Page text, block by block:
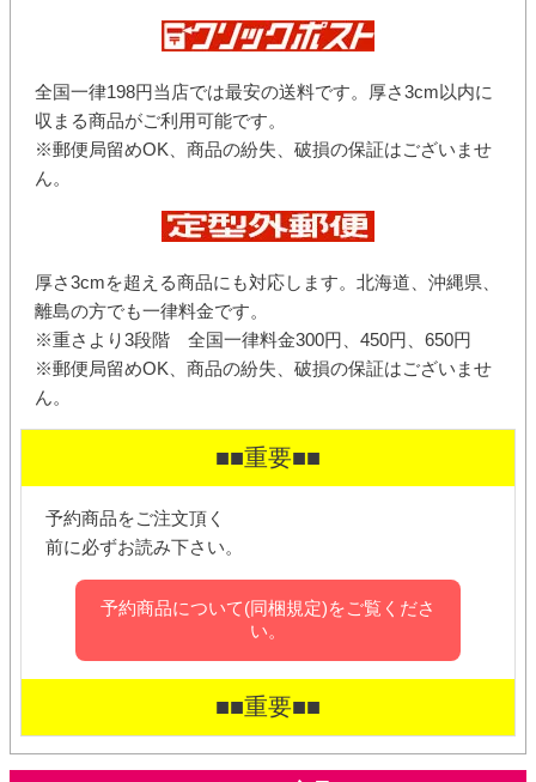
全国一律198円当店では最安の送料です。厚さ3cm以内に
収まる商品がご利用可能です。
※郵便局留めOK、商品の紛失、破損の保証はございませ
ん。
厚さ3cmを超える商品にも対応します。北海道、沖縄県、
離島の方でも一律料金です。
※重さより3段階 全国一律料金300円、450円、650円
※郵便局留めOK、商品の紛失、破損の保証はございませ
ん。
■■重要■■
予約商品をご注文頂く
前に必ずお読み下さい。
予約商品について(同梱規定)をご覧くださ
い。
■■重要■■